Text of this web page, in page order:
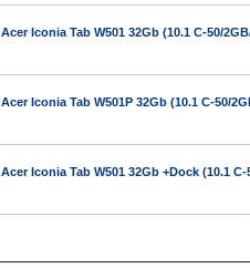
Acer Iconia Tab W501 32Gb (10.1 C-50/
Acer Iconia Tab W501P 32Gb (10.1 C-50/
Acer Iconia Tab W501 32Gb +Dock (10.1